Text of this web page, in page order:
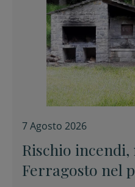
7 Agosto 2026
Rischio
Ferragosto nel